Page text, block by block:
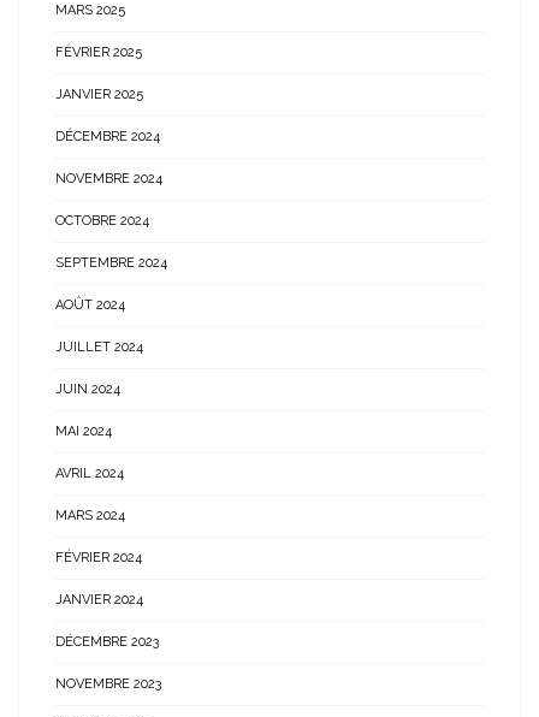
MARS 2025
FÉVRIER 2025
JANVIER 2025
DÉCEMBRE 2024
NOVEMBRE 2024
OCTOBRE 2024
SEPTEMBRE 2024
AOÛT 2024
JUILLET 2024
JUIN 2024
MAI 2024
AVRIL 2024
MARS 2024
FÉVRIER 2024
JANVIER 2024
DÉCEMBRE 2023
NOVEMBRE 2023